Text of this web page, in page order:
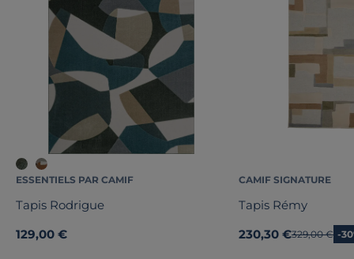
ESSENTIELS PAR CAMIF
Tapis Rodrigue
129,00 €
CAMIF SIGNATURE
Tapis Rémy
230,30 €Ancien prix
329,00 € -